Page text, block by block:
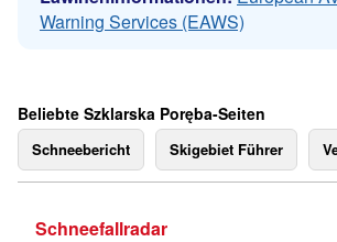
Warning Services (EAWS)
Beliebte Szklarska Poręba-Seiten
Schneebericht Skigebiet Führer
Schneefallradar